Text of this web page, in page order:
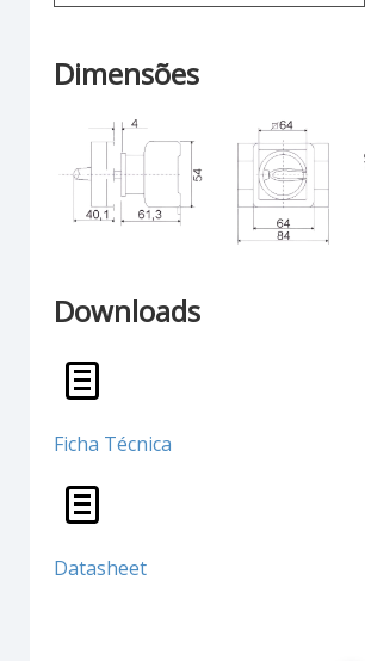
Dimensões
Downloads
Ficha Técnica
Datasheet